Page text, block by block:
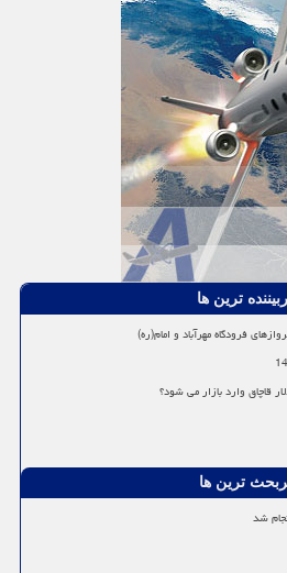
ترین ها
فرودگاه مهرآباد و امام(ره)
قاچاق وارد بازار می شود؟
ترین ها
شد